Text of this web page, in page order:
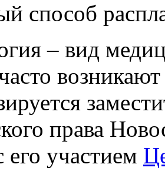
способ
– вид
права
его участием